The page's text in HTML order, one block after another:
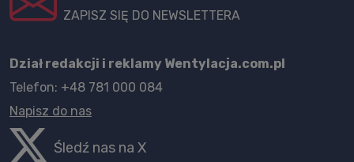
ZAPISZ SIĘ DO NEWSLETTERA
Dział redakcji i reklamy Wentylacja.com.pl
Telefon: +48 781 000 084
Napisz do nas
Śledź nas na X